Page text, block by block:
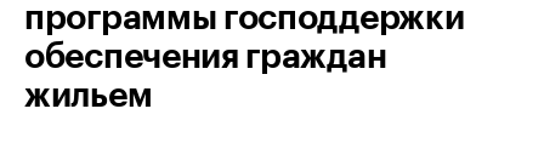
программы господдержки
обеспечения граждан
жильем